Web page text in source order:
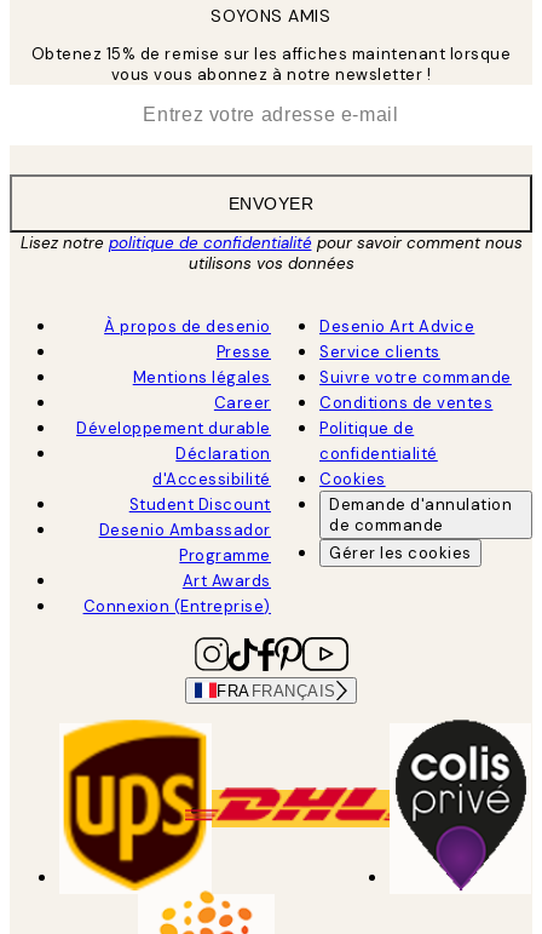
SOYONS AMIS
Obtenez 15% de remise sur les affiches maintenant lorsque
vous vous abonnez à notre newsletter !
ENVOYER
Lisez notre politique de confidentialitépour savoir comment nous
utilisons vos données
À propos de desenio
Presse
Mentions légales
Career
Développement durable
Déclaration
d'Accessibilité
Student Discount
Desenio Ambassador
Programme
Art Awards
Connexion (Entreprise)
Desenio Art Advice
Service clients
Suivre votre commande
Conditions de ventes
Politique de
confidentialité
Cookies
Demande d'annulation
de commande
Gérer les cookies
FRA FRANÇAIS